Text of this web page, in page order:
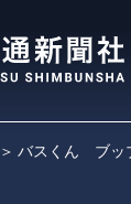
＞ バスくん ブッ